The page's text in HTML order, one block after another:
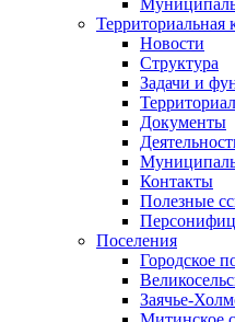
Территориальная
Новости
Структура
Задачи и
Документы
Контакты
Полезные
Поселения
Городское
Заячье-